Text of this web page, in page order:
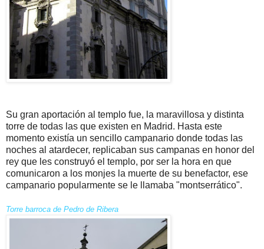
Su gran aportación al templo fue, la maravillosa y distinta
torre de todas las que existen en Madrid. Hasta este
momento existía un sencillo campanario donde todas las
noches al atardecer, replicaban sus campanas en honor del
rey que les construyó el templo, por ser la hora en que
comunicaron a los monjes la muerte de su benefactor, ese
campanario popularmente se le llamaba "montserrático".
Torre barroca de Pedro de Ribera